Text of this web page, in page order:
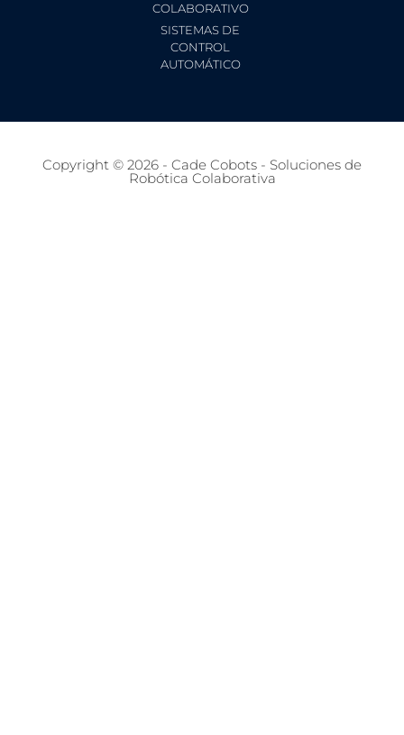
COLABORATIVO
SISTEMAS DE
CONTROL
AUTOMÁTICO
Copyright © 2026 - Cade Cobots - Soluciones de
Robótica Colaborativa